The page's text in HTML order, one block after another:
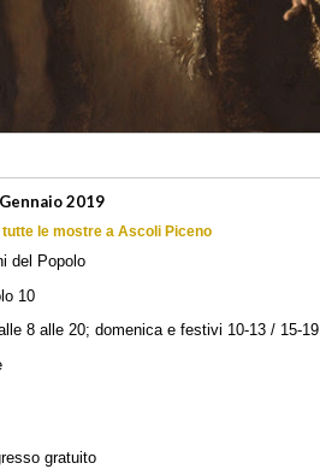
2019
tutte le mostre a Ascoli Piceno
del Popolo
10
8 alle 20; domenica e festivi 10-13 / 15-19
gratuito